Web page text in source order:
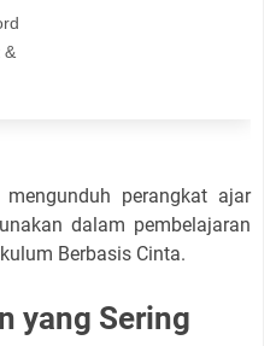
&
perangkat ajar
dalam pembelajaran
Berbasis Cinta.
yang Sering